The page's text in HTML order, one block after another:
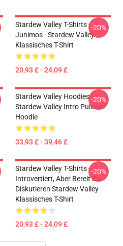
Stardew Valley T-Shirts -
Junimos - Stardew Valley
Klassisches T-Shirt
20,93 £ - 24,09 £
-20%
Stardew Valley Hoodies -
Stardew Valley Intro Pullover
Hoodie
33,93 £ - 39,46 £
-20%
Stardew Valley T-Shirts -
Introvertiert, Aber Bereit Zu
Diskutieren Stardew Valley
Klassisches T-Shirt
20,93 £ - 24,09 £
-20%